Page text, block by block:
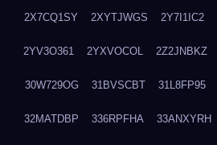
2X7CQ1SY 2XYTJWGS 2Y7I1IC2
2YV3O361 2YXVOCOL 2Z2JNBKZ
30W729OG 31BVSCBT 31L8FP95
32MATDBP 336RPFHA 33ANXYRH